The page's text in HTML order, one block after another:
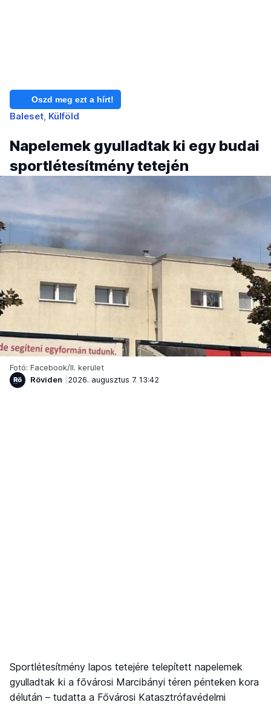
Oszd meg ezt a hírt!
Baleset Külföld
Napelemek gyulladtak ki egy budai
sportlétesítmény tetején
Fotó: Facebook/II. kerület
Röviden
2026. augusztus 7. 13:42
Sportlétesítmény lapos tetejére telepített napelemek
gyulladtak ki a fővárosi Marcibányi téren pénteken kora
délután – tudatta a Fővárosi Katasztrófavédelmi